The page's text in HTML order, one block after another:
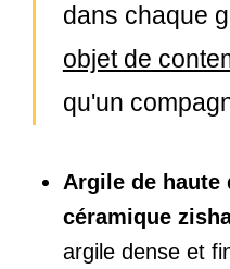
dans chaque
objet de
qu'un
Argile de haute
céramique
argile dense et